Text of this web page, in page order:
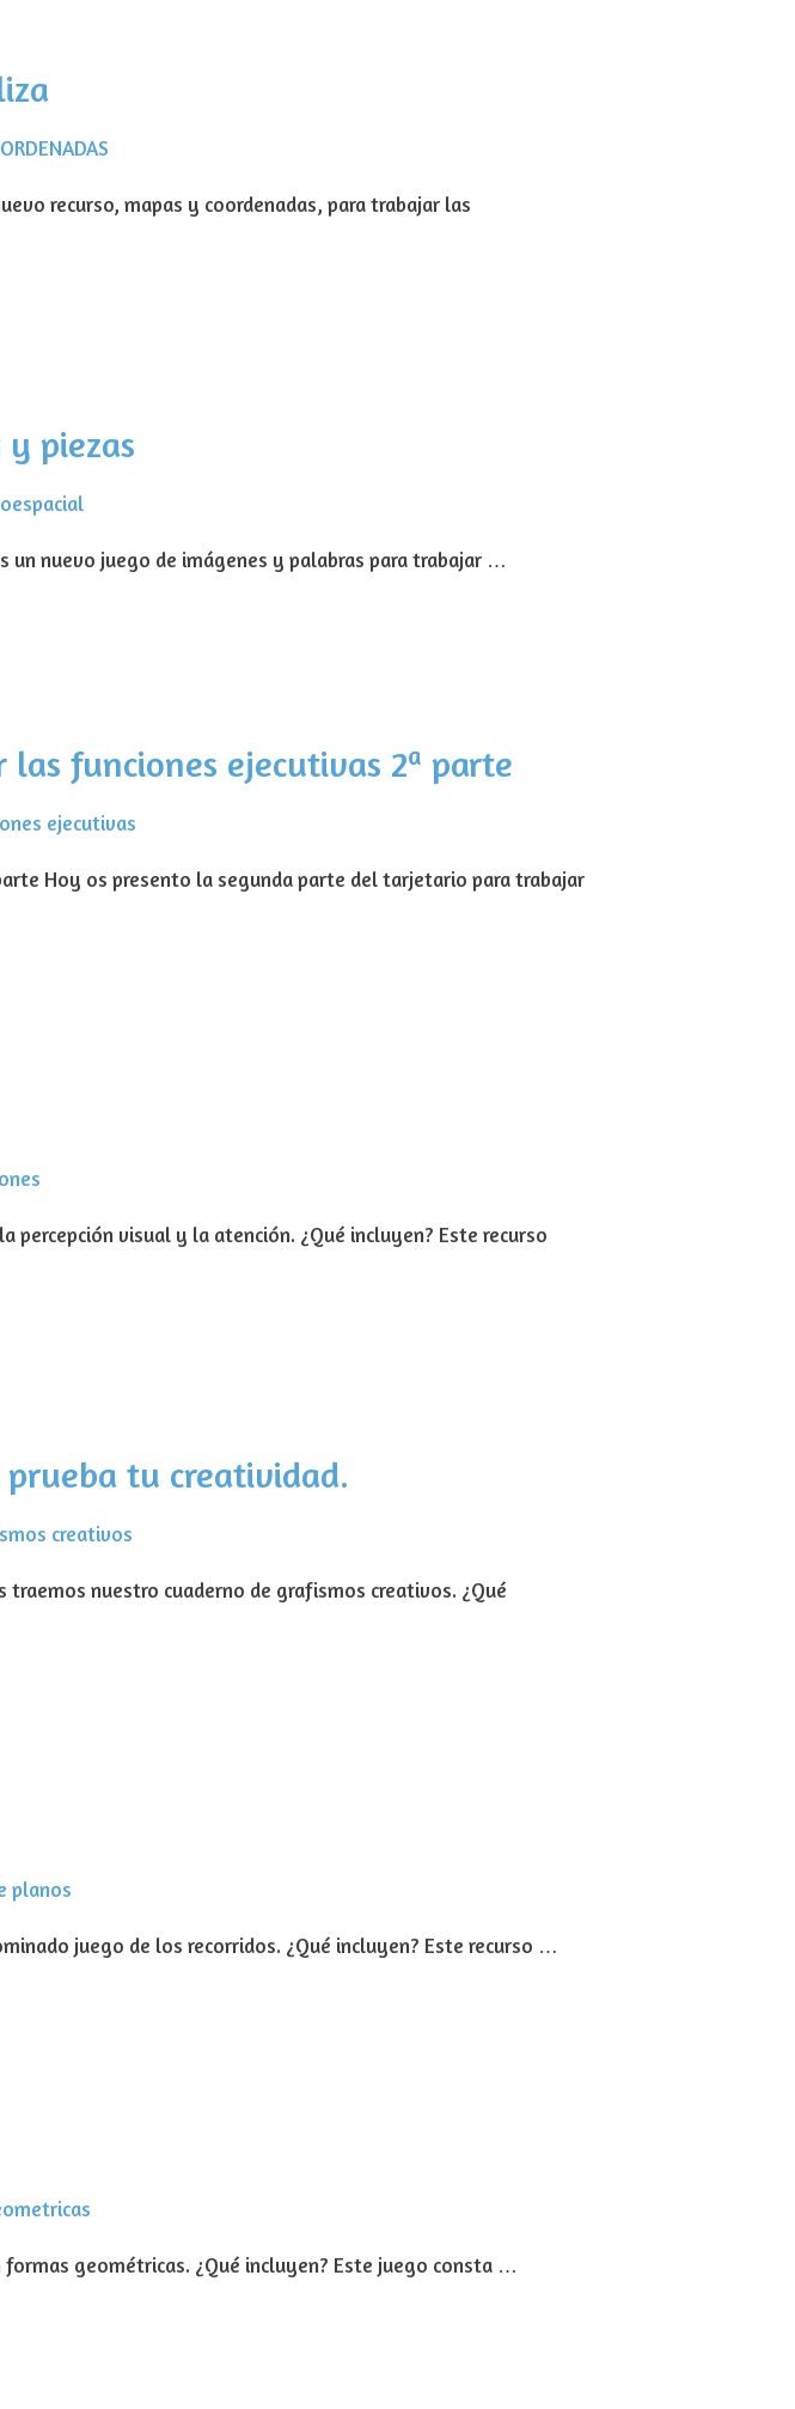
recurso, mapas y coordenadas, para trabajar las
y piezas
un nuevo juego de imágenes y palabras para trabajar …
funciones ejecutivas 2ª parte
Hoy os presento la segunda parte del tarjetario para trabajar
visual y la atención. ¿Qué incluyen? Este recurso
prueba tu creatividad.
nuestro cuaderno de grafismos creativos. ¿Qué
juego de los recorridos. ¿Qué incluyen? Este recurso …
geométricas. ¿Qué incluyen? Este juego consta …